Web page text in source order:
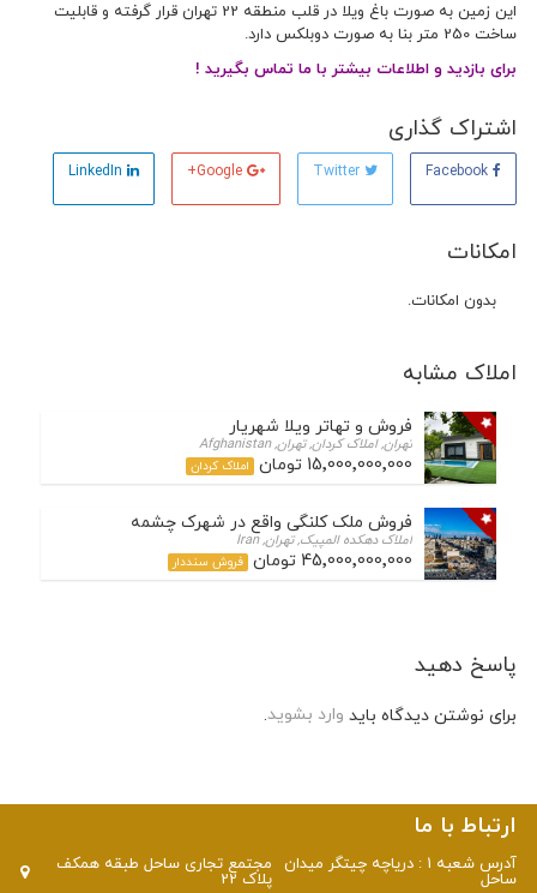
این زمین به صورت باغ ویلا در قلب منطقه 22 تهران قرار گرفته و قابلیت
ساخت 250 متر بنا به صورت دوبلکس دارد.
برای بازدید و اطلاعات بیشتر با ما تماس بگیرید !
اشتراک گذاری
Twitter
Google+
LinkedIn
امکانات
بدون امکانات.
املاک مشابه
فروش و تهاتر ویلا شهریار
تهران, املاک کردان, تهران, Afghanistan
15٬000٬000٬000 تومان املاک کردان
فروش ملک کلنگی واقع در شهرک چشمه
املاک دهکده المپیک, تهران, Iran
45٬000٬000٬000 تومان فروش سنددار
پاسخ دهید
برای نوشتن دیدگاه بایدوارد بشوید.
ارتباط با ما
آدرس شعبه 1 : دریاچه چیتگر میدان
ساحل
مجتمع تجاری ساحل طبقه همکف
پلاک 22